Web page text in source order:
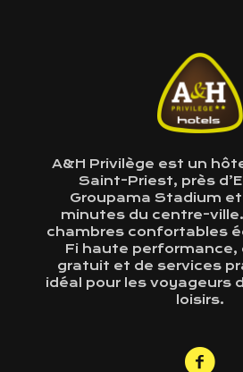
A&H Privilège est un
Saint-Priest, près
Groupama Stadium
minutes du centre-
chambres confortables
Fi haute performance,
gratuit et de services
idéal pour les voyageurs
loisirs.